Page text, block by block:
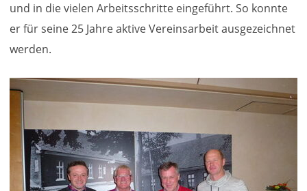
und in die vielen Arbeitsschritte eingeführt. So konnte
er für seine 25 Jahre aktive Vereinsarbeit ausgezeichnet
werden.